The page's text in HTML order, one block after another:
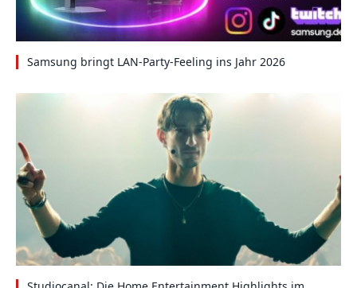
Samsung bringt LAN-Party-Feeling ins Jahr 2026